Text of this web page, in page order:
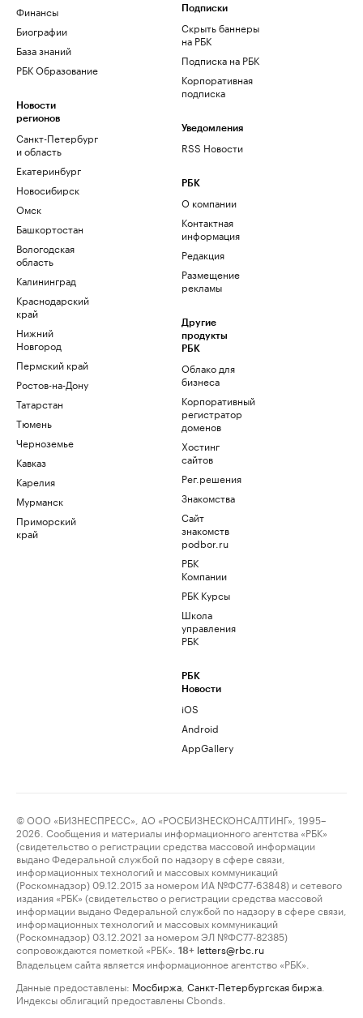
Финансы
Биографии
База знаний
РБК Образование
Новости
регионов
Санкт-Петербург
и область
Екатеринбург
Новосибирск
Омск
Башкортостан
Вологодская
область
Калининград
Краснодарский
край
Нижний
Новгород
Пермский край
Ростов-на-Дону
Татарстан
Тюмень
Черноземье
Кавказ
Карелия
Мурманск
Приморский
край
Подписки
Скрыть баннеры
на РБК
Подписка на РБК
Корпоративная
подписка
Уведомления
RSS Новости
РБК
О компании
Контактная
информация
Редакция
Размещение
рекламы
Другие
продукты
РБК
Облако для
бизнеса
Корпоративный
регистратор
доменов
Хостинг
сайтов
Рег.решения
Знакомства
Сайт
знакомств
podbor.ru
РБК
Компании
РБК Курсы
Школа
управления
РБК
РБК
Новости
iOS
Android
AppGallery
© ООО «БИЗНЕСПРЕСС», АО «РОСБИЗНЕСКОНСАЛТИНГ», 1995–
2026. Сообщения и материалы информационного агентства «РБК»
(свидетельство о регистрации средства массовой информации
выдано Федеральной службой по надзору в сфере связи,
информационных технологий и массовых коммуникаций
(Роскомнадзор) 09.12.2015 за номером ИА №ФС77-63848) и сетевого
издания «РБК» (свидетельство о регистрации средства массовой
информации выдано Федеральной службой по надзору в сфере связи,
информационных технологий и массовых коммуникаций
(Роскомнадзор) 03.12.2021 за номером ЭЛ №ФС77-82385)
сопровождаются пометкой «РБК».
18+ letters@rbc.ru
Владельцем сайта является информационное агентство «РБК».
Данные предоставлены: Мосбиржа Санкт-Петербургская биржа
Индексы облигаций предоставлены Cbonds.